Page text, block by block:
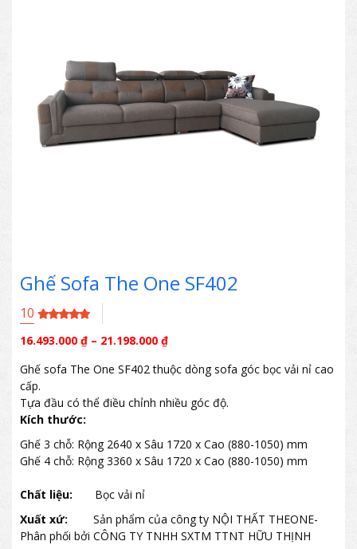
Ghế Sofa The One SF402
10
16.493.000 ₫ – 21.198.000 ₫
Ghế sofa The One SF402 thuộc dòng sofa góc bọc vải nỉ cao
cấp.
Tựa đầu có thể điều chỉnh nhiều góc độ.
Kích thước:
Ghế 3 chỗ: Rộng 2640 x Sâu 1720 x Cao (880-1050) mm
Ghế 4 chỗ: Rộng 3360 x Sâu 1720 x Cao (880-1050) mm
Chất liệu:
Bọc vải nỉ
Xuất xứ:
Sản phẩm của công ty NỘI THẤT THEONE-
Phân phối bởi CÔNG TY TNHH SXTM TTNT HỮU THỊNH